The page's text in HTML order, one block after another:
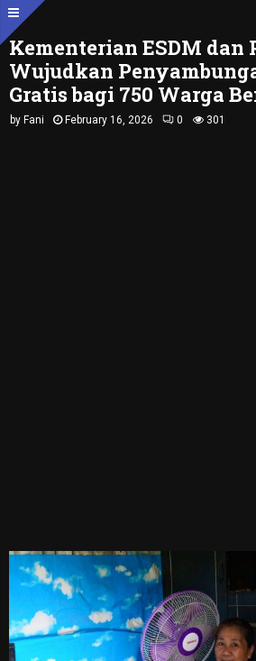
Kementerian ESDM dan
Wujudkan
Gratis bagi 750 Warga
by Fani February 16, 2026 0 301